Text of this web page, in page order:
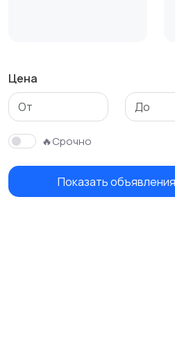
Цена
🔥Срочно
Показать объявления